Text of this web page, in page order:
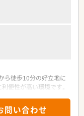
ですので、これまで
かせる貴重な機会で
しないため、仕事と
な条件が揃っていま
ら徒歩10分の好立地に
便性が高い環境です。
け付けております。
営されており、事務
問い合わせ